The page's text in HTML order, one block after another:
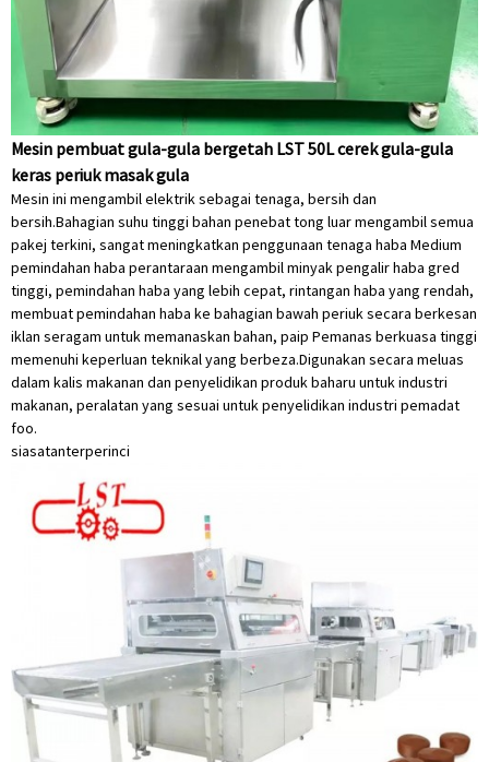
Mesin pembuat gula-gula bergetah LST 50L cerek gula-gula
keras periuk masak gula
Mesin ini mengambil elektrik sebagai tenaga, bersih dan
bersih.Bahagian suhu tinggi bahan penebat tong luar mengambil semua
pakej terkini, sangat meningkatkan penggunaan tenaga haba Medium
pemindahan haba perantaraan mengambil minyak pengalir haba gred
tinggi, pemindahan haba yang lebih cepat, rintangan haba yang rendah,
membuat pemindahan haba ke bahagian bawah periuk secara berkesan
iklan seragam untuk memanaskan bahan, paip Pemanas berkuasa tinggi
memenuhi keperluan teknikal yang berbeza.Digunakan secara meluas
dalam kalis makanan dan penyelidikan produk baharu untuk industri
makanan, peralatan yang sesuai untuk penyelidikan industri pemadat
foo.
siasatanterperinci